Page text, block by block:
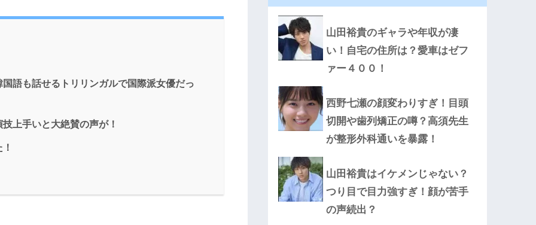
語も話せるトリリンガルで国際派女優だっ
上手いと大絶賛の声が！
山田裕貴のギャラや年収が凄
い！自宅の住所は？愛車はゼフ
ァー４００！
西野七瀬の顔変わりすぎ！目頭
切開や歯列矯正の噂？高須先生
が整形外科通いを暴露！
山田裕貴はイケメンじゃない？
つり目で目力強すぎ！顔が苦手
の声続出？